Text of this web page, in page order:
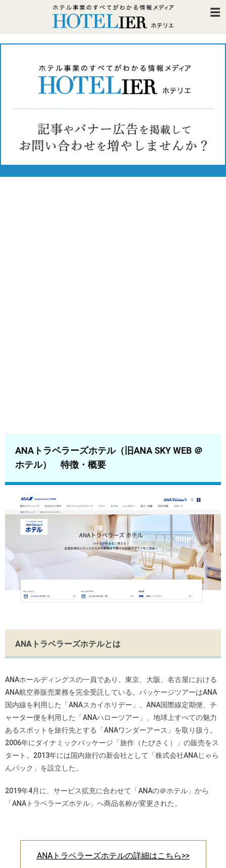
ANAトラベラーズホテル（旧ANA SKY WEB ＠
ホテル） 特徴・概要
ANAトラベラーズホテルとは
ANAホールディングスの一員であり、東京、大阪、名古屋における
ANA航空券販売業務を完全受託している。パッケージツアーはANA
国内線を利用した「ANAスカイホリデー」、ANA国際線定期便、チ
ャーター便を利用した「ANAハローツアー」、地球上すべての魅力
あるスポットを旅行先とする「ANAワンダーアース」を取り扱う。
2006年にダイナミックパッケージ「旅作（たびさく）」の販売をス
タート。2013年には国内旅行の新会社として「株式会社ANAじゃら
んパック」を設立した。
2019年4月に、サービス拡充に合わせて「ANAの＠ホテル」から
「ANAトラベラーズホテル」へ商品名称が変更された。
ANAトラベラーズホテルの詳細はこちら>>